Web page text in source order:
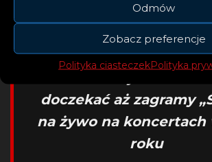
Odmów
Zobacz preferencje
Polityka ciasteczekPolityka
własną unikatową
której nikt nie
lepiej za szybko nie
doczekać aż zagramy
na żywo na koncertach
roku